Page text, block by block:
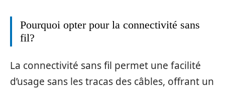
Pourquoi opter pour la connectivité sans
fil?
La connectivité sans fil permet une facilité
d’usage sans les tracas des câbles, offrant un